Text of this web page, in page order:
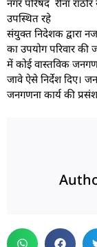
नगर परिषद रीना
उपस्थित रहे
संयुक्त निदेशक द्वारा
का उपयोग परिवार की
में कोई वास्तविक
जावे ऐसे निर्देश दिए।
जनगणना कार्य की